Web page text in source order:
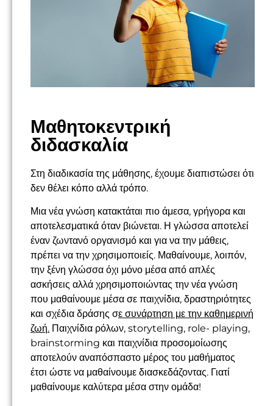
Μαθητοκεντρική
διδασκαλία
Στη διαδικασία της μάθησης, έχουμε διαπιστώσει ότι
δεν θέλει κόπο αλλά τρόπο.
Μια νέα γνώση κατακτάται πιο άμεσα, γρήγορα και
αποτελεσματικά όταν βιώνεται. Η γλώσσα αποτελεί
έναν ζωντανό οργανισμό και για να την μάθεις,
πρέπει να την χρησιμοποιείς. Μαθαίνουμε, λοιπόν,
την ξένη γλώσσα όχι μόνο μέσα από απλές
ασκήσεις αλλά χρησιμοποιώντας την νέα γνώση
που μαθαίνουμε μέσα σε παιχνίδια, δραστηριότητες
και σχέδια δράσης σε συνάρτηση με την καθημερινή
ζωή. Παιχνίδια ρόλων, storytelling, role- playing,
brainstorming και παιχνίδια προσομοίωσης
αποτελούν αναπόσπαστο μέρος του μαθήματος
έτσι ώστε να μαθαίνουμε διασκεδάζοντας. Γιατί
μαθαίνουμε καλύτερα μέσα στην ομάδα!